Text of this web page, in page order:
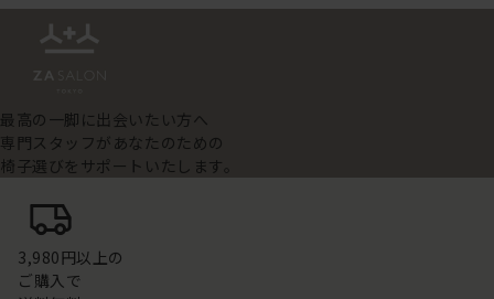
最高の一脚に出会いたい方へ
専門スタッフがあなたのための
椅子選びをサポートいたします。
3,980円以上の
ご購入で